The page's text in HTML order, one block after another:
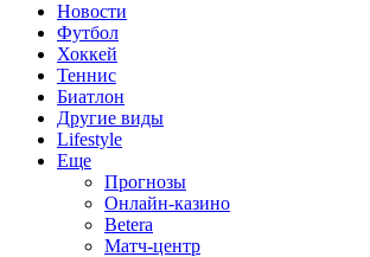
Новости
Футбол
Хоккей
Теннис
Биатлон
Другие виды
Lifestyle
Еще
Прогнозы
Онлайн-казино
Betera
Матч-центр